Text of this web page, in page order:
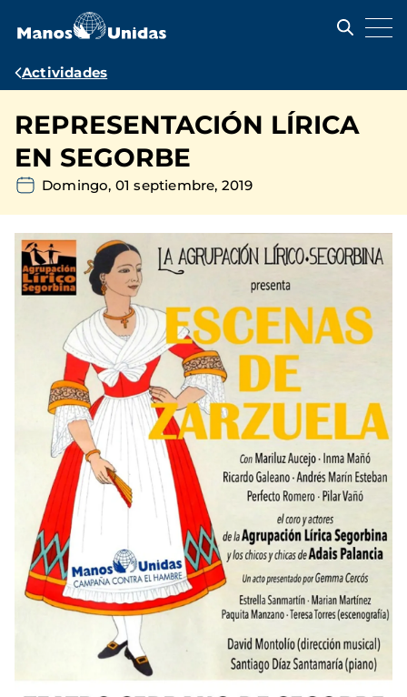
contenido
Ruta
navegación
Actividades
REPRESENTACIÓN LÍRICA
EN SEGORBE
Domingo, 01 septiembre, 2019